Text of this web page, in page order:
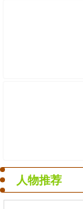
人物推荐